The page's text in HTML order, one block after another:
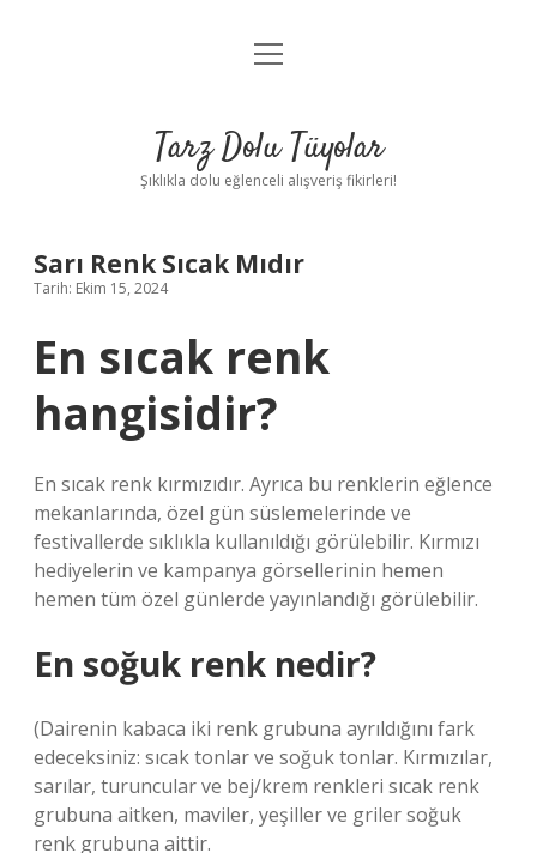
Anasayfa
Yasal Uyarı
menüyü
Tarz Dolu Tüyolar
Şıklıkla dolu eğlenceli alışveriş fikirleri!
Sarı Renk Sıcak Mıdır
Tarih: Ekim 15, 2024
En sıcak renk
hangisidir?
En sıcak renk kırmızıdır. Ayrıca bu renklerin eğlence
mekanlarında, özel gün süslemelerinde ve
festivallerde sıklıkla kullanıldığı görülebilir. Kırmızı
hediyelerin ve kampanya görsellerinin hemen
hemen tüm özel günlerde yayınlandığı görülebilir.
En soğuk renk nedir?
(Dairenin kabaca iki renk grubuna ayrıldığını fark
edeceksiniz: sıcak tonlar ve soğuk tonlar. Kırmızılar,
sarılar, turuncular ve bej/krem renkleri sıcak renk
grubuna aitken, maviler, yeşiller ve griler soğuk
renk grubuna aittir.